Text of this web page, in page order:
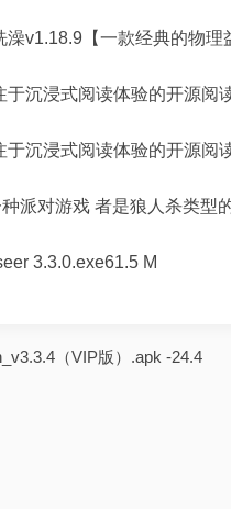
澡v1.18.9【一款经典的物
于沉浸式阅读体验的开源阅
于沉浸式阅读体验的开源阅
派对游戏 者是狼人杀类型
3.3.0.exe61.5 M
（VIP版）.apk -24.4